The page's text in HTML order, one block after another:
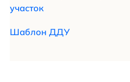
участок
Шаблон ДДУ